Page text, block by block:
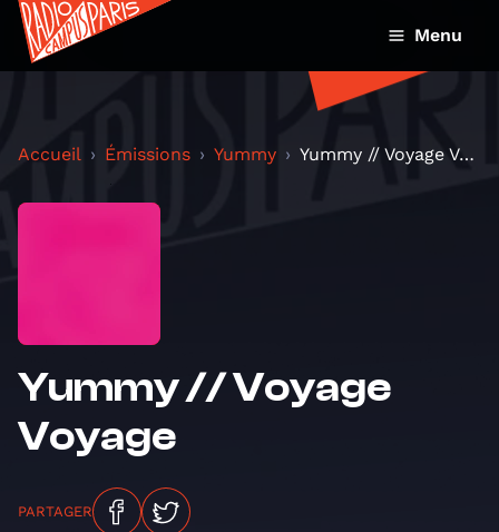
Menu
Accueil Émissions Yummy Yummy // Voyage Voyage
Yummy // Voyage
Voyage
PARTAGER